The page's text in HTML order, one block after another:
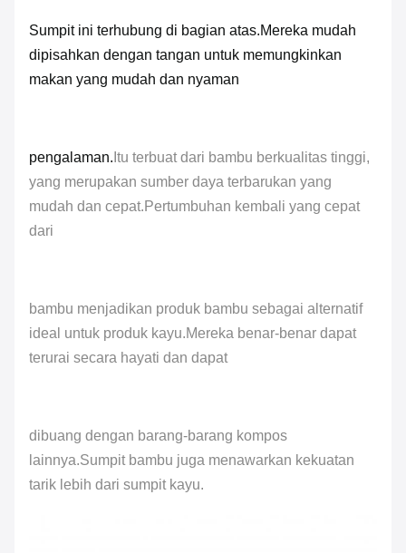
Sumpit ini terhubung di bagian atas.Mereka mudah
dipisahkan dengan tangan untuk memungkinkan
makan yang mudah dan nyaman
pengalaman. Itu terbuat dari bambu berkualitas tinggi,
yang merupakan sumber daya terbarukan yang
mudah dan cepat.Pertumbuhan kembali yang cepat
dari
bambu menjadikan produk bambu sebagai alternatif
ideal untuk produk kayu.Mereka benar-benar dapat
terurai secara hayati dan dapat
dibuang dengan barang-barang kompos
lainnya.Sumpit bambu juga menawarkan kekuatan
tarik lebih dari sumpit kayu.